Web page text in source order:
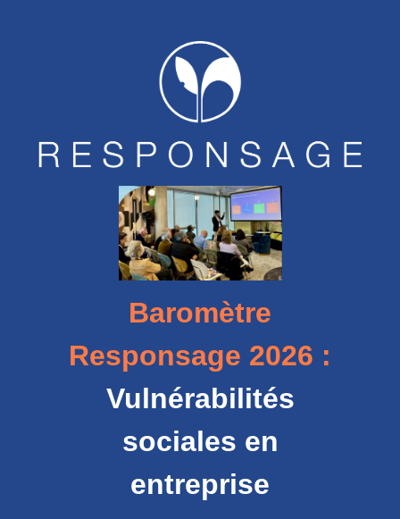
Baromètre
Responsage 2026 :
Vulnérabilités
sociales en
entreprise